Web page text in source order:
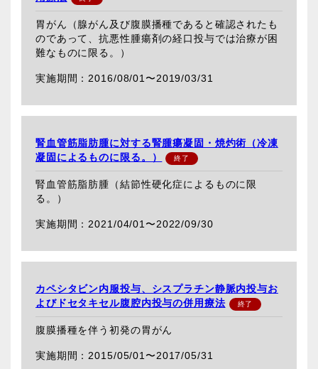
胃がん（腺がん及び腹膜播種であると確認されたも
のであって、抗悪性腫瘍剤の経口投与では治療が困
難なものに限る。）
2016/08/01〜2019/03/31
腎血管筋脂肪腫に対する腎腫瘍凝固・焼灼術（冷凍
凝固によるものに限る。）
腎血管筋脂肪腫（結節性硬化症によるものに限
る。）
2021/04/01〜2022/09/30
カペシタビン内服投与、シスプラチン静脈内投与お
よびドセタキセル腹腔内投与の併用療法
腹膜播種を伴う初発の胃がん
2015/05/01〜2017/05/31